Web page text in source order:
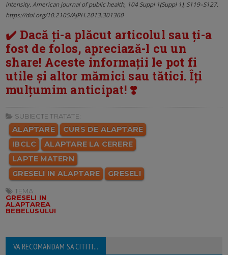
intensity. American journal of public health, 104 Suppl 1(Suppl 1), S119–S127.
https://doi.org/10.2105/AJPH.2013.301360
✔️ Dacă ți-a plăcut articolul sau ți-a
fost de folos, apreciază-l cu un
share! Aceste informații le pot fi
utile și altor mămici sau tătici. Îți
mulțumim anticipat! ❣️
SUBIECTE TRATATE:
ALAPTARE
CURS DE ALAPTARE
IBCLC
ALAPTARE LA CERERE
LAPTE MATERN
GRESELI IN ALAPTARE
GRESELI
TEMA:
GRESELI IN
ALAPTAREA
BEBELUSULUI
VA RECOMANDAM SA CITITI...